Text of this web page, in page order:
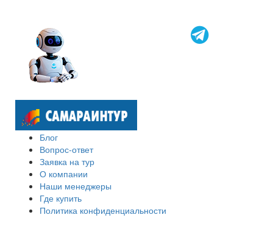
Блог
Вопрос-ответ
Заявка на тур
О компании
Наши менеджеры
Где купить
Политика конфиденциальности